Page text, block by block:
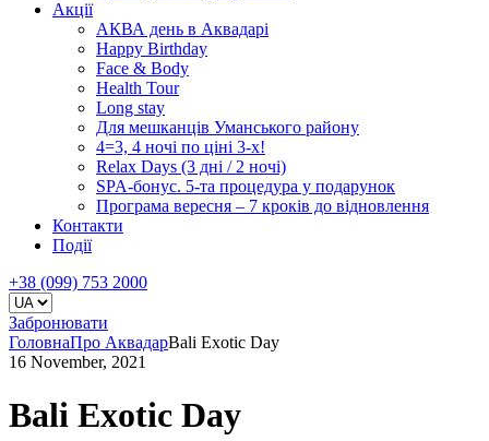
Акції
АКВА день в Аквадарі
Happy Birthday
Face & Body
Health Tour
Long stay
Для мешканців Уманського району
4=3, 4 ночі по ціні 3-х!
Relax Days (3 дні / 2 ночі)
SPA-бонус. 5-та процедура у подарунок
Програма вересня – 7 кроків до відновлення
Контакти
Події
+38 (099) 753 2000
Забронювати
ГоловнаПро АквадарBali Exotic Day
16 November, 2021
Bali Exotic Day